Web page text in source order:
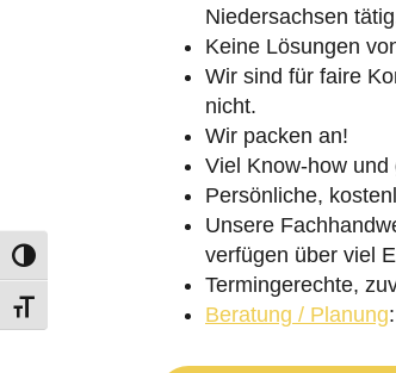
Niedersachsen
Keine Lösungen
Wir sind für faire
nicht.
Wir packen an!
Viel Know-how
Persönliche,
Unsere
verfügen über viel
Termingerechte,
Beratung / Planung